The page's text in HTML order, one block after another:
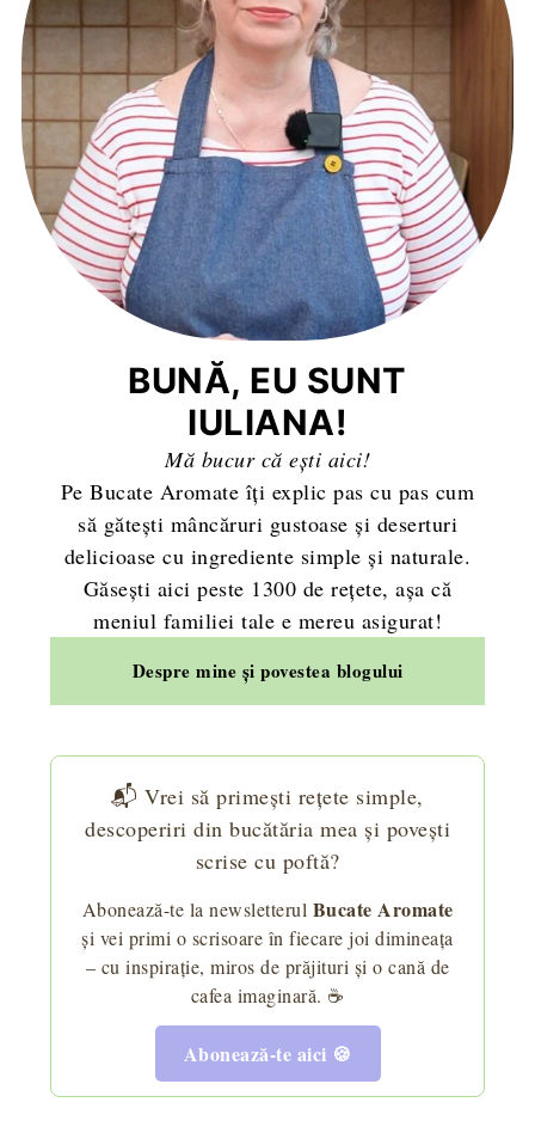
BUNĂ, EU SUNT
IULIANA!
Mă bucur că ești aici!
Pe Bucate Aromate îți explic pas cu pas cum
să gătești mâncăruri gustoase și deserturi
delicioase cu ingrediente simple și naturale.
Găsești aici peste 1300 de rețete, așa că
meniul familiei tale e mereu asigurat!
Despre mine și povestea blogului
📬 Vrei să primești rețete simple,
descoperiri din bucătăria mea și povești
scrise cu poftă?
Abonează-te la newsletterul Bucate Aromate
și vei primi o scrisoare în fiecare joi dimineața
– cu inspirație, miros de prăjituri și o cană de
cafea imaginară. ☕
Abonează-te aici 🍪